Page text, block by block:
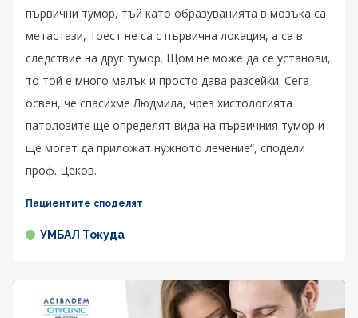
първични тумор, тъй като образуванията в мозъка са
метастази, тоест не са с първична локация, а са в
следствие на друг тумор. Щом не може да се установи,
то той е много малък и просто дава разсейки. Сега
освен, че спасихме Людмила, чрез хистологията
патолозите ще определят вида на първичния тумор и
ще могат да приложат нужното лечение“, сподели
проф. Цеков.
Пациентите споделят
УМБАЛ Токуда